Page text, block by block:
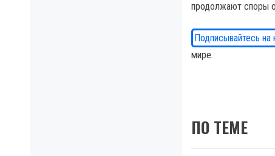
продолжают споры
Подписывайтесь
мире.
ПО ТЕМЕ